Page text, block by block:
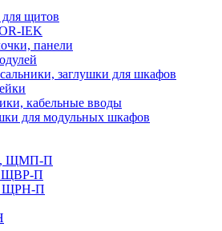
щитов
IEK
панели
заглушки для шкафов
кабельные вводы
для модульных шкафов
ЩМП-П
П
П